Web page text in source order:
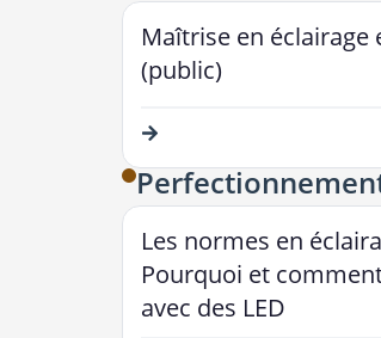
Maîtrise en éclairage
(public)
Les normes en
Pourquoi et
avec des LED